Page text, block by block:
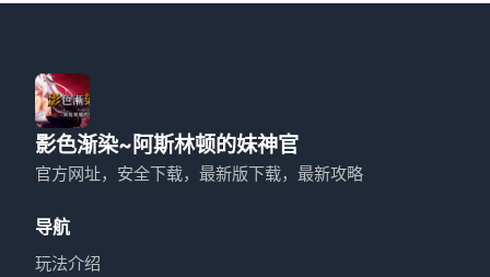
影色渐染~阿斯林顿的妹神官
官方网址，安全下载，最新版下载，最新攻略
导航
玩法介绍